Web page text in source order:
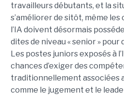
travailleurs débutants, et la
s’améliorer de sitôt, même
l’IA doivent désormais
dites de niveau « senior » pour
Les postes juniors exposés à
chances d’exiger des
traditionnellement associées
comme le jugement et le